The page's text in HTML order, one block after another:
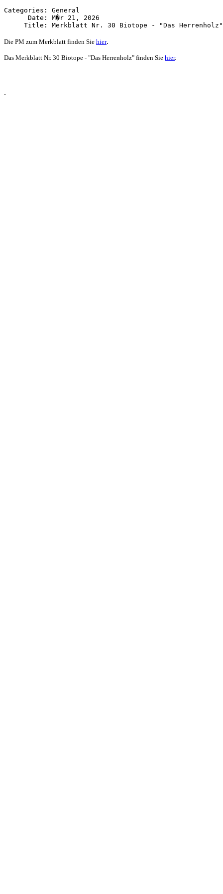
Categories: General
      Date: M�r 21, 2026
Die PM zum Merkblatt finden Sie hier.
Das Merkblatt Nr. 30 Biotope - "Das Herrenholz" finden Sie hier.
.